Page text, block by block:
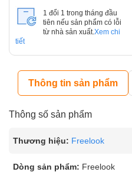
1 đổi 1 trong tháng đầu
tiên nếu sản phẩm có lỗi
từ nhà sản xuất. Xem chi
tiết
Thông tin sản phẩm
Thông số sản phẩm
Thương hiệu: Freelook
Dòng sản phẩm: Freelook